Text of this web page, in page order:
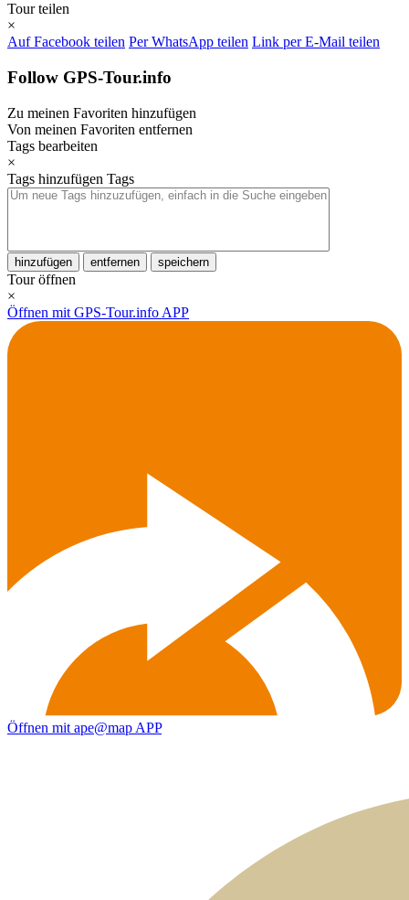
Tour teilen
×
Auf Facebook teilen Per WhatsApp teilen Link per E-Mail teilen
Follow GPS-Tour.info
Zu meinen Favoriten hinzufügen
Von meinen Favoriten entfernen
Tags bearbeiten
×
Tags hinzufügen Tags
hinzufügen entfernen speichern
Tour öffnen
×
Öffnen mit GPS-Tour.info APP
Öffnen mit ape@map APP